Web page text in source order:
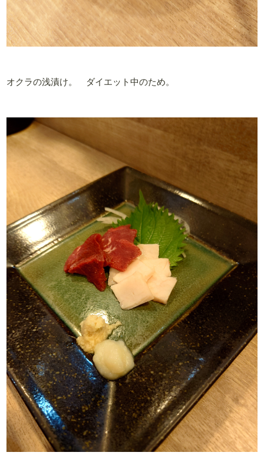
オクラの浅漬け。 ダイエット中のため。